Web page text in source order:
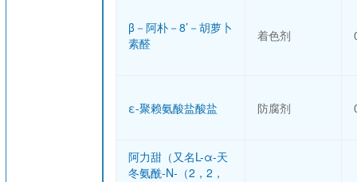
β－阿朴－8’－胡萝卜
素醛
着色剂
ε-聚赖氨酸盐酸盐 防腐剂
阿力甜（又名L-α-天
冬氨酰-N-（2，2，